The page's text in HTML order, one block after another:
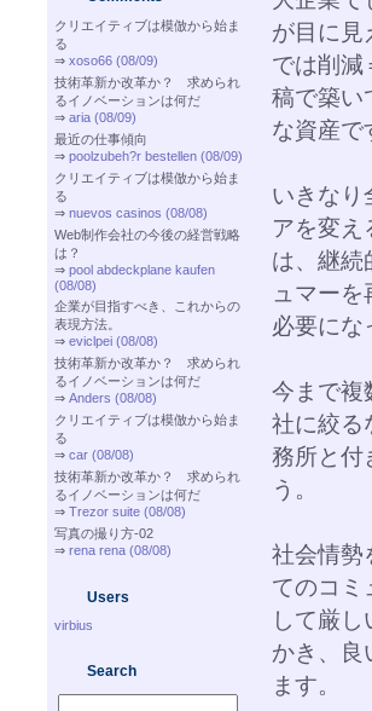
クリエイティブは模倣から始ま
る
⇒ xoso66 (08/09)
技術革新か改革か？ 求められ
るイノベーションは何だ
⇒ aria (08/09)
最近の仕事傾向
⇒ poolzubeh?r bestellen (08/09)
クリエイティブは模倣から始ま
る
⇒ nuevos casinos (08/08)
Web制作会社の今後の経営戦略
は？
⇒ pool abdeckplane kaufen
(08/08)
企業が目指すべき、これからの
表現方法。
⇒ eviclpei (08/08)
技術革新か改革か？ 求められ
るイノベーションは何だ
⇒ Anders (08/08)
クリエイティブは模倣から始ま
る
⇒ car (08/08)
技術革新か改革か？ 求められ
るイノベーションは何だ
⇒ Trezor suite (08/08)
写真の撮り方-02
⇒ rena rena (08/08)
Users
virbius
Search
が目に見
では削減
稿で築い
な資産で
いきなり
アを変え
は、継続
ュマー
必要にな
今まで複
社に絞る
務所と付
う。
社会情勢
てのコミ
して厳
かき、良
ます。